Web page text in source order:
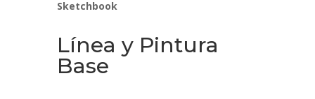
Sketchbook
Línea y Pintura
Base